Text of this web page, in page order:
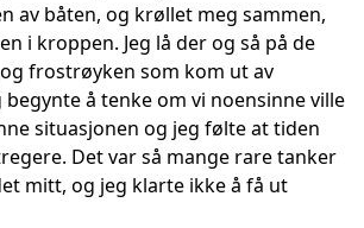
av båten, og krøllet meg sammen,
i kroppen. Jeg lå der og så på de
frostrøyken som kom ut av
begynte å tenke om vi noensinne ville
situasjonen og jeg følte at tiden
Det var så mange rare tanker
mitt, og jeg klarte ikke å få ut